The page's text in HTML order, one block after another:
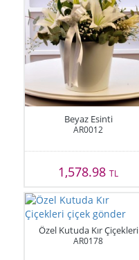
Beyaz Esinti
AR0012
1,578.98TL
Özel Kutuda Kır Çiçekleri
AR0178